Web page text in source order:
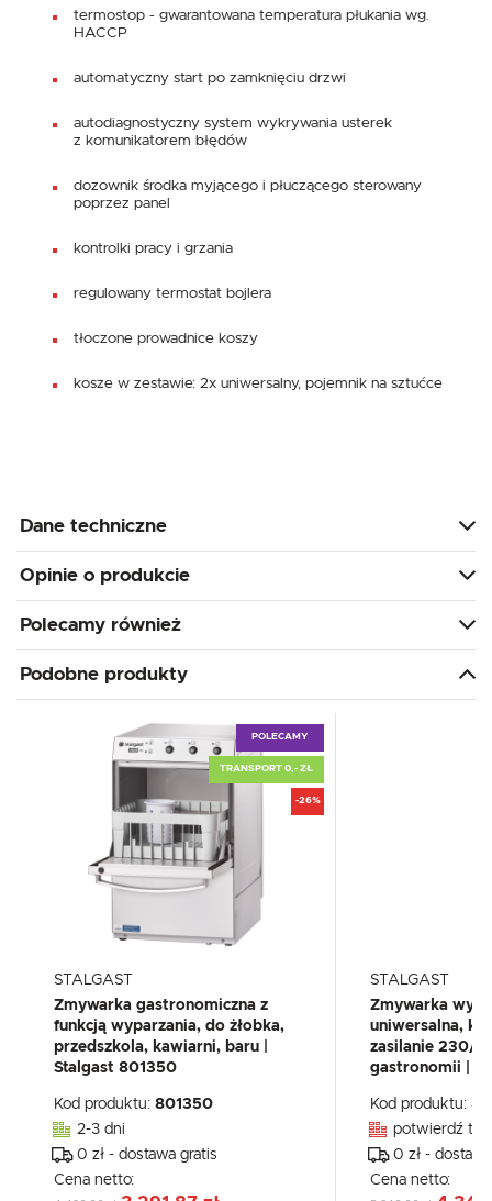
termostop - gwarantowana temperatura płukania wg.
HACCP
automatyczny start po zamknięciu drzwi
autodiagnostyczny system wykrywania usterek
z komunikatorem błędów
dozownik środka myjącego i płuczącego sterowany
poprzez panel
kontrolki pracy i grzania
regulowany termostat bojlera
tłoczone prowadnice koszy
kosze w zestawie: 2x uniwersalny, pojemnik na sztućce
Dane techniczne
Opinie o produkcie
Polecamy również
Podobne produkty
POLECAMY
TRANSPORT 0,- ZŁ
-26%
STALGAST
Zmywarka gastronomiczna z
funkcją wyparzania, do żłobka,
przedszkola, kawiarni, baru |
Stalgast 801350
Kod produktu: 801350
2-3 dni
0 zł - dostawa gratis
Cena netto:
STALGAST
Zmywarka
uniwersalna,
zasilanie 230/
gastronomii |
Kod produktu:
potwierdź
0 zł -
Cena netto: